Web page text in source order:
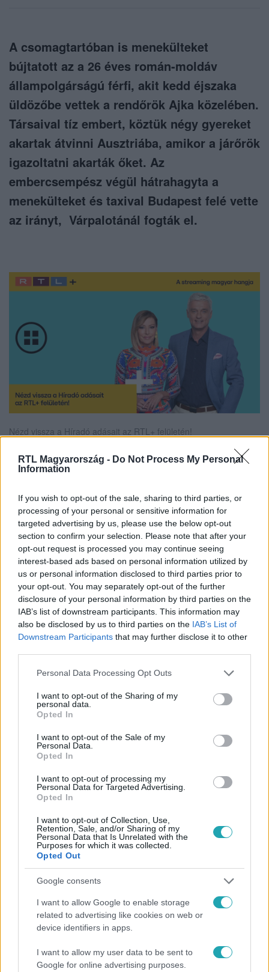
RTL Magyarország - Do Not Process My Personal
Information
If you wish to opt-out of the sale, sharing to third parties, or
processing of your personal or sensitive information for
targeted advertising by us, please use the below opt-out
section to confirm your selection. Please note that after your
opt-out request is processed you may continue seeing
interest-based ads based on personal information utilized by
us or personal information disclosed to third parties prior to
your opt-out. You may separately opt-out of the further
disclosure of your personal information by third parties on the
IAB’s list of downstream participants. This information may
also be disclosed by us to third parties on the IAB’s List of
Downstream Participants that may further disclose it to other
Please note that this website/app uses one or more Google
not limited to your visit or usage behaviour. You may click to
grant or deny consent to Google and its third-party tags to
use your data for below specified purposes in below Google
consent section.
Personal Data Processing Opt Outs
I want to opt-out of the Sharing of my
personal data.
Opted In
I want to opt-out of the Sale of my
Personal Data.
Opted In
I want to opt-out of processing my
Personal Data for Targeted Advertising.
Opted In
I want to opt-out of Collection, Use,
Retention, Sale, and/or Sharing of my
Personal Data that Is Unrelated with the
Purposes for which it was collected.
Opted Out
Google consents
I want to allow Google to enable storage
related to advertising like cookies on web or
device identifiers in apps.
I want to allow my user data to be sent to
Google for online advertising purposes.
A csomagtartóban is menekülteket
bújtatott az a 26 éves román-moldáv
állampolgárságú férfi, akit kedd éjszaka
üldözőbe vettek a rendőrök Ajka közelében.
Társaival tíz embert, köztük négy gyereket
akartak átvinni Ausztriába, amikor a járőrök
igazoltatni akarták őket. Az
embercsempész végül hátrahagyta a
menekülteket és taxival Budapest felé vette
az irányt, Várpalotánál fogták el.
Nézd vissza a Híradó adásait az RTL+ felületén!
legyen a Google-találatokban!
Követem
HÍRADÓ #VIDEÓ #ADÁSRÉSZLETEK
BALESET-BŰNÜGY
AUSZTRIA #BUDAPEST #TAXI
Népszerű